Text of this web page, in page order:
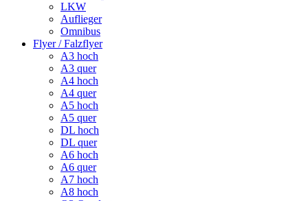
LKW
Auflieger
Omnibus
Flyer / Falzflyer
A3 hoch
A3 quer
A4 hoch
A4 quer
A5 hoch
A5 quer
DL hoch
DL quer
A6 hoch
A6 quer
A7 hoch
A8 hoch